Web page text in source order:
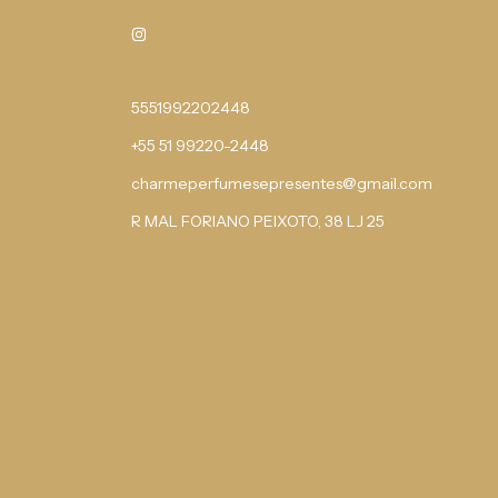
5551992202448
+55 51 99220-2448
charmeperfumesepresentes@gmail.com
R MAL FORIANO PEIXOTO, 38 LJ 25